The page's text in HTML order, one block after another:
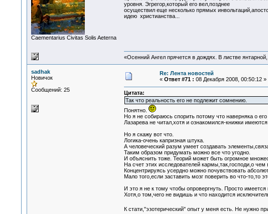
Сaementarius Civitas Solis Aeterna
уровня. Эгрегор,который его вел,позднее
осуществил еще несколько прямых
идею христианства...
«Осенний Ангел прячется в дождях. В листве
sadhak
Новичок
Сообщений: 25
Re: Лента новостей
« Ответ #71 : 08 Декабря 2008, 00:50:12 »
Цитата:
Так что реальность его не подлежит сомнению.
Понятно.
Но я не собираюсь спорить потому что наверняка о
Лазарева не читал,хотя и ознакомился-книжки имеются
Но я скажу вот что.
Логика-очень капризная штука.
А человеческий разум умеет создавать
Таким образом придумать можно все что угодно.
И объяснить тоже. Теорий может быть огромное
На счет этих исследователей кармы,так,господи,о
Концентрируясь усердно можно почувствовать
Мало того,если заставить мозг поверить во что-то,то
И это я не к тому чтобы опровергнуть. Просто
Хотя,о том,чего не видишь и что находится
К стати,"эзотерический" опыт у меня есть. Не нужно